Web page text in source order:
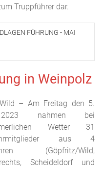
Truppführer dar.
FÜHRUNG - MAI
in Weinpolz
– Am Freitag den 5.
nahmen bei
Wetter 31
aus 4
(Göpfritz/Wild,
Scheideldorf und